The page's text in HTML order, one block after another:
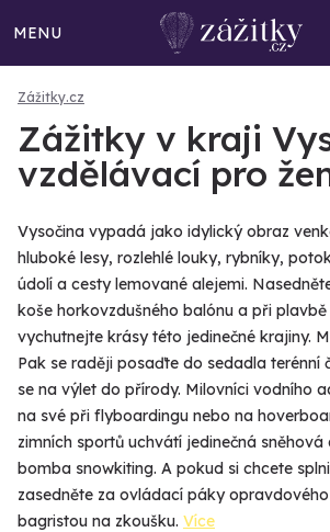
MENU
Zážitky.cz
Zážitky v kraji
vzdělávací pro
Vysočina vypadá jako idylický obraz
hluboké lesy, rozlehlé louky, rybníky,
údolí a cesty lemované alejemi.
koše horkovzdušného balónu a při
vychutnejte krásy této jedinečné krajiny.
Pak se raději posaďte do sedadla
se na výlet do přírody. Milovníci vodního
na své při flyboardingu nebo na
zimních sportů uchvátí jedinečná
bomba snowkiting. A pokud si chcete
zasedněte za ovládací páky
bagristou na zkoušku. Více